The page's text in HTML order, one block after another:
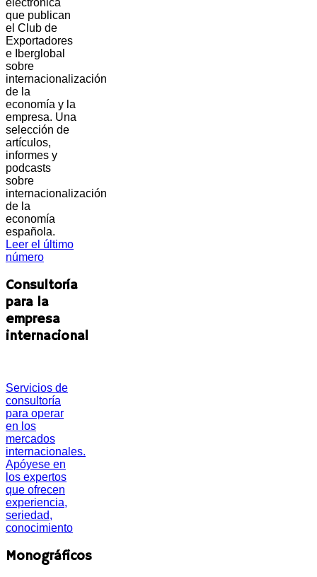
que publican
el Club de
Exportadores
e Iberglobal
sobre
internacionalización
de la
economía y la
empresa. Una
selección de
artículos,
informes y
podcasts
sobre
internacionalización
de la
economía
española.
Leer el último
número
Consultoría
para la
empresa
internacional
Servicios de
consultoría
para operar
en los
mercados
internacionales.
Apóyese en
los expertos
que ofrecen
experiencia,
seriedad,
conocimiento
Monográficos